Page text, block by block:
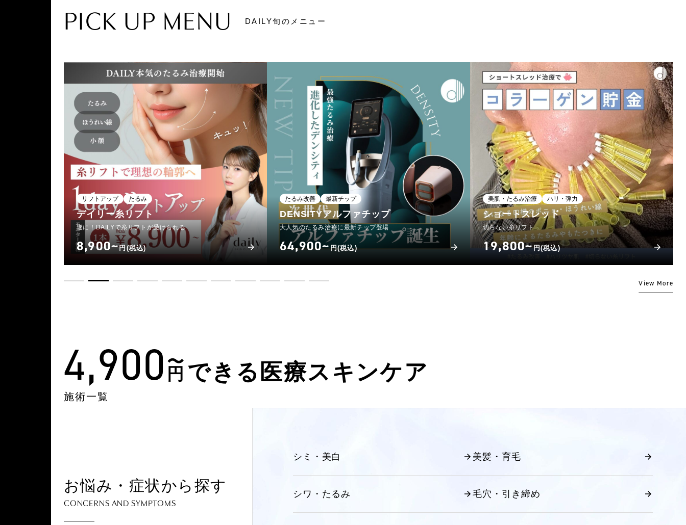
PICK UP MENU DAILY旬のメニュー
リフトアップ たるみ
デイリー糸リフト
遂に！DAILYで糸リフトが受けられる
8,900~円(税込)
たるみ改善 最新チップ
DENSITYアルファチップ
大人気のたるみ治療に最新チップ登場
64,900~円(税込)
美肌・たるみ治療 ハリ・弾力
ショートスレッド
切らない糸リフト
19,800~円(税込)
View More
4,900 円 できる医療スキンケア
施術一覧
お悩み・症状から探す
CONCERNS AND SYMPTOMS
シミ・美白 美髪・育毛
シワ・たるみ 毛穴・引き締め